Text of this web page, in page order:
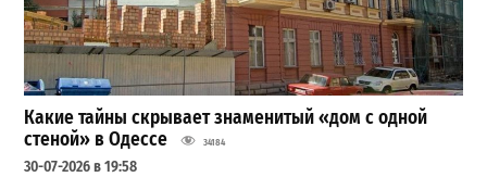
Какие тайны скрывает знаменитый «дом с одной
стеной» в Одессе
34184
30-07-2026 в 19:58